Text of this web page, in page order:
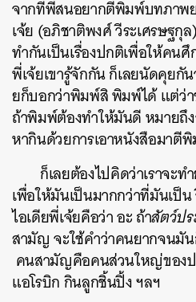
จากที่พี่สนอยากตีพิมพ์บทภาพ
เจ้ย (อภิชาติพงศ์ วีระเศรษฐกุ
ทำกันเป็นเรื่องปกติเพื่อให้คน
พี่เจ้ยเขารู้จักกัน ก็เลยนัดคุย
ยก็บอกว่าพิมพ์สิ พิมพ์ได้ แต่ว่
ถ้าพิมพ์ต้องทำให้มันดี หมายถึ
หากินด้วยการเอาหนังสือมาตี
ก็เลยต้องไปคิดว่าเราจะ
เพื่อให้มันเป็นมากกว่าที่มันเป็น
ไอเดียพี่เจ้ยคือว่า อะ ถ้าสัตว์ป
สามัญ จะใช้คำว่าคนยากจนมั
คนสามัญคือคนส่วนใหญ่ของป
แอโรบิก กินลูกชิ้นปิ้ง ฯลฯ